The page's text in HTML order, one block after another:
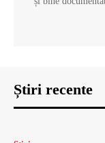
Știri recente